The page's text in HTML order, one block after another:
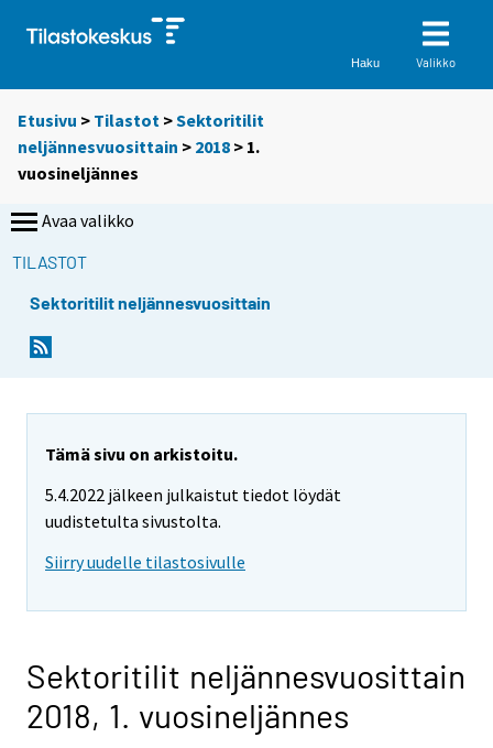
Haku Valikko
Etusivu > Tilastot >Sektoritilit
neljännesvuosittain > 2018 > 1.
vuosineljännes
Avaa valikko
TILASTOT
Sektoritilit neljännesvuosittain
Tämä sivu on arkistoitu.
5.4.2022 jälkeen julkaistut tiedot löydät
uudistetulta sivustolta.
Siirry uudelle tilastosivulle
Sektoritilit neljännesvuosittain
2018, 1. vuosineljännes